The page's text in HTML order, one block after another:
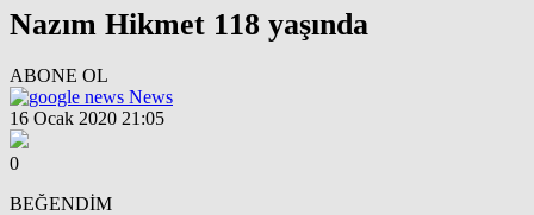
Nazım Hikmet 118 yaşında
ABONE OL
News
16 Ocak 2020 21:05
0
BEĞENDİM